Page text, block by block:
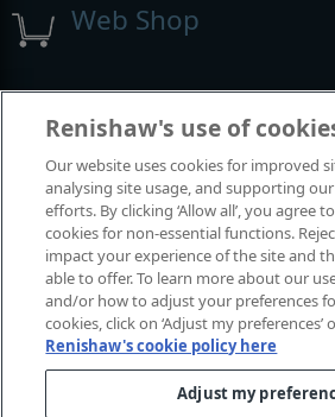
Web Shop
Exposições e
Eventos em que estamos participando
Renishaw's use of
Our website uses cookies for improved
analysing site usage, and supporting
efforts. By clicking ‘Allow all’, you agree
cookies for non-essential functions.
impact your experience of the site and
able to offer. To learn more about our
and/or how to adjust your preferences
cookies, click on ‘Adjust my preferences’
Renishaw's cookie policy here
Adjust my